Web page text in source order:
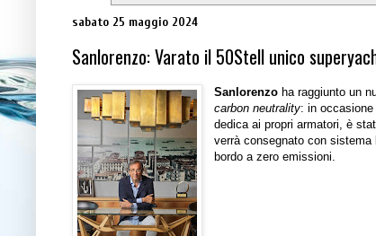
sabato 25 maggio 2024
Sanlorenzo: Varato il 50Stell unico
Sanlorenzo ha raggiunto un
carbon neutrality: in occasione
dedica ai propri armatori, è
verrà consegnato con sistema
bordo a zero emissioni.